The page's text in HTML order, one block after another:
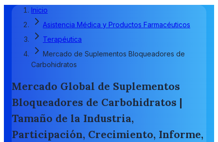
Inicio
Asistencia Médica y Productos Farmacéuticos
Terapéutica
Mercado de Suplementos Bloqueadores de
Carbohidratos
Mercado Global de Suplementos
Bloqueadores de Carbohidratos |
Tamaño de la Industria,
Participación, Crecimiento, Informe,